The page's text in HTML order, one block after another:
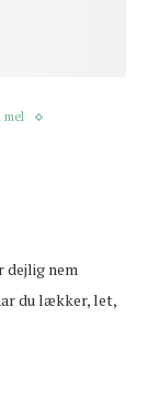
mel
dejlig nem
du lækker, let,